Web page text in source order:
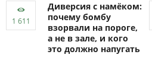
Диверсия с намёком:
почему бомбу
взорвали на пороге,
а не в зале, и кого
это должно напугать